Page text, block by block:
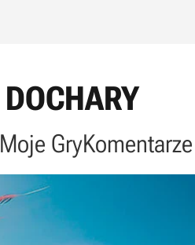
DOCHARY
Moje GryKomentarze